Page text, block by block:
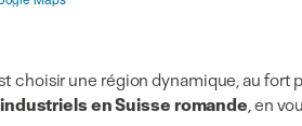
choisir une région dynamique, au
en Suisse romande, en